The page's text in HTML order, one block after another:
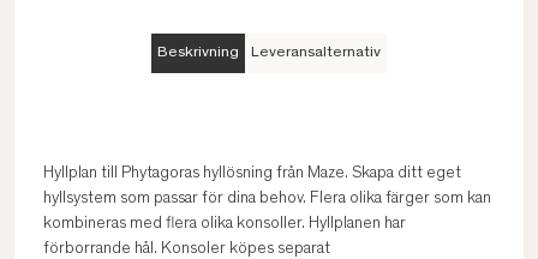
Beskrivning Leveransalternativ
Hyllplan till Phytagoras hyllösning från Maze. Skapa ditt eget
hyllsystem som passar för dina behov. Flera olika färger som kan
kombineras med flera olika konsoller. Hyllplanen har
förborrande hål. Konsoler köpes separat